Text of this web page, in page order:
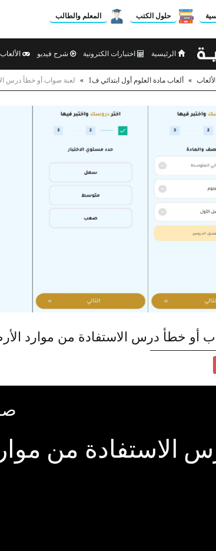
حلول الكتب المعلم والطالب
الرئيسية اختبارات الكترونية شرح فيديو الألعاب
الألعاب » ألعاب مادة العلوم أول ابتدائي ف1 » لعبة صواب أو خطأ درس
أو خطأ درس الاستفادة من موارد